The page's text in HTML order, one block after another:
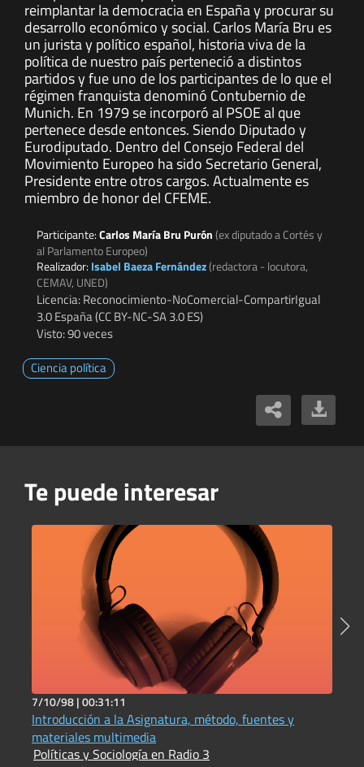
reimplantar la democracia en España y procurar su
desarrollo económico y social. Carlos María Bru es
un jurista y político español, historia viva de la
política de nuestro país perteneció a distintos
partidos y fue uno de los participantes de lo que el
régimen franquista denominó Contubernio de
Munich. En 1979 se incorporó al PSOE al que
pertenece desde entonces. Siendo Diputado y
Eurodiputado. Dentro del Consejo Federal del
Movimiento Europeo ha sido Secretario General,
Presidente entre otros cargos. Actualmente es
miembro de honor del CFEME.
Participante:Carlos María Bru Purón(ex diputado a Cortés y
al Parlamento Europeo)
Realizador: Isabel Baeza Fernández(redactora - locutora,
CEMAV, UNED)
Licencia: Reconocimiento-NoComercial-CompartirIgual
3.0 España (CC BY-NC-SA 3.0 ES)
Visto: 90 veces
Ciencia política
Te puede interesar
7/10/98 |00:31:11
Introducción a la Asignatura, método, fuentes y
materiales multimedia
Políticas y Sociología en Radio 3